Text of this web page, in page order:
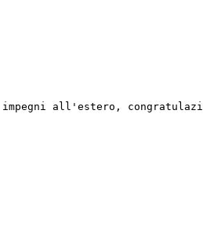
all'estero,